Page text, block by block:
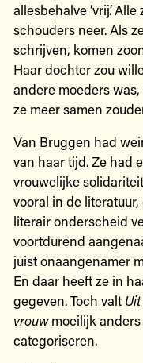
allesbehalve ‘vrij’.
schouders neer. Als
schrijven, komen
Haar dochter zou
andere moeders
ze meer samen
Van Bruggen had
van haar tijd. Ze had
vrouwelijke
vooral in de
literair onderscheid
voortdurend
juist onaangenamer
En daar heeft ze in
gegeven. Toch valt
vrouwmoeilijk anders
categoriseren.